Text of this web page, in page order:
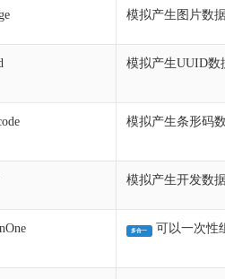
模拟产生图片数
模拟产生UUID数
模拟产生条形码
模拟产生开发数
多合一 可以一次性